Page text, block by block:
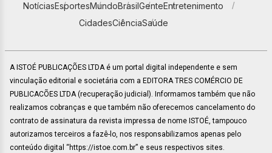
NotíciasEsportesMundoBrasilGenteEntretenimento
CidadesCiênciaSaúde
A ISTOÉ PUBLICAÇÕES LTDA é um portal digital independente e sem
vinculação editorial e societária com a EDITORA TRES COMÉRCIO DE
PUBLICACÕES LTDA (recuperação judicial). Informamos também que não
realizamos cobranças e que também não oferecemos cancelamento do
contrato de assinatura da revista impressa de nome ISTOÉ, tampouco
autorizamos terceiros a fazê-lo, nos responsabilizamos apenas pelo
conteúdo digital “https://istoe.com.br” e seus respectivos sites.